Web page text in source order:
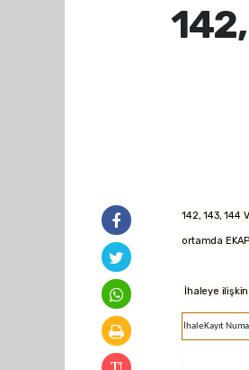
142, 143, 144
ortamda
İhaleye ilişkin
İhale Kayıt